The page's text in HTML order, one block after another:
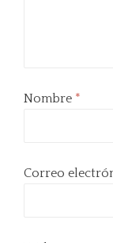
Nombre *
Correo